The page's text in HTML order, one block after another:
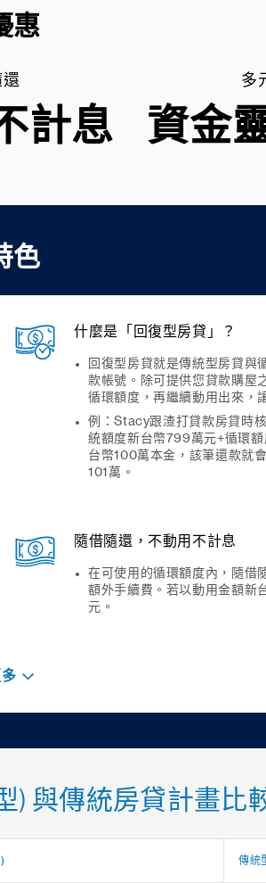
惠
還
計息
多
資金
色
什麼是「回復型房貸」？
回復型房貸就是傳統型房貸與
款帳號。除可提供您貸款購屋
循環額度，再繼續動用出來，
例：Stacy跟渣打貸款房貸時
統額度新台幣799萬元+循環
台幣100萬本金，該筆還款就
101萬。
隨借隨還，不動用不計息
在可使用的循環額度內，隨借
額外手續費。若以動用金額新
元。
) 與傳統房貸計畫比
) 傳統